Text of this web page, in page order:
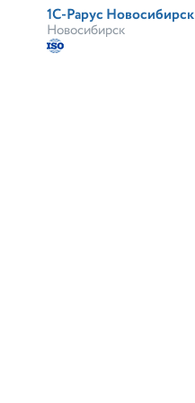
1С-Рарус Новосибирск
Новосибирск